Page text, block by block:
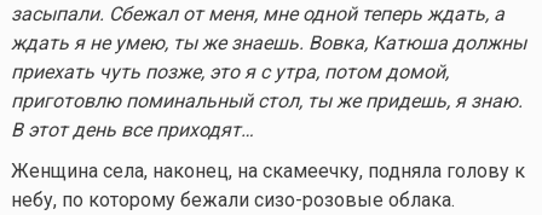
засыпали. Сбежал от меня, мне одной теперь ждать, а
ждать я не умею, ты же знаешь. Вовка, Катюша должны
приехать чуть позже, это я с утра, потом домой,
приготовлю поминальный стол, ты же придешь, я знаю.
В этот день все приходят…
Женщина села, наконец, на скамеечку, подняла голову к
небу, по которому бежали сизо-розовые облака.